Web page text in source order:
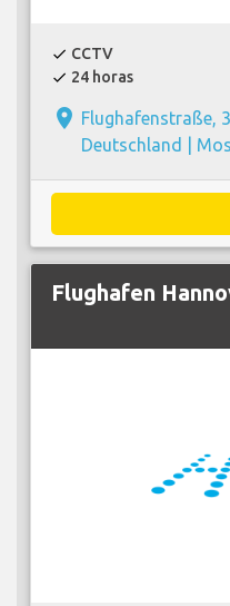
check CCTV
check 24 horas
place Flughafenstraße,
Deutschland |
Flughafen